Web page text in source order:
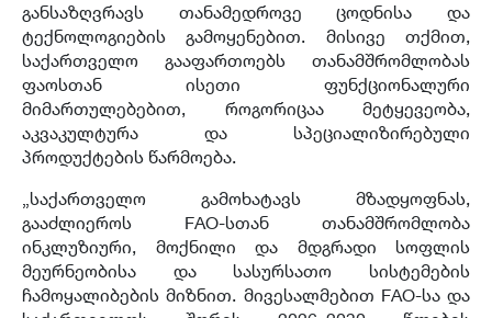
განსაზღვრავს თანამედროვე ცოდნისა და
ტექნოლოგიების გამოყენებით. მისივე თქმით,
საქართველო გააფართოებს თანამშრომლობას
ფაოსთან ისეთი ფუნქციონალური
მიმართულებებით, როგორიცაა მეტყევეობა,
აკვაკულტურა და სპეციალიზირებული
პროდუქტების წარმოება.
„საქართველო გამოხატავს მზადყოფნას,
გააძლიეროს FAO-სთან თანამშრომლობა
ინკლუზიური, მოქნილი და მდგრადი სოფლის
მეურნეობისა და სასურსათო სისტემების
ჩამოყალიბების მიზნით. მივესალმებით FAO-სა და